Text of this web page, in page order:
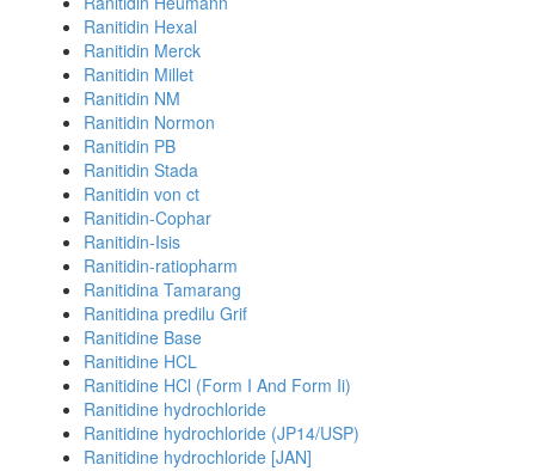
Ranitidin Hexal
Ranitidin Merck
Ranitidin Millet
Ranitidin NM
Ranitidin Normon
Ranitidin PB
Ranitidin Stada
Ranitidin von ct
Ranitidin-Cophar
Ranitidin-Isis
Ranitidin-ratiopharm
Ranitidina Tamarang
Ranitidina predilu Grif
Ranitidine Base
Ranitidine HCL
Ranitidine HCl (Form I And Form Ii)
Ranitidine hydrochloride
Ranitidine hydrochloride (JP14/USP)
Ranitidine hydrochloride [JAN]